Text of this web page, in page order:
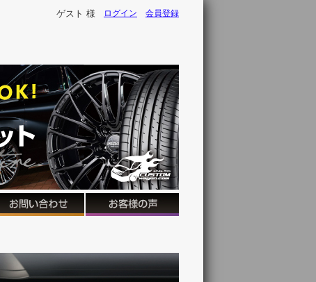
ゲスト 様 ログイン 会員登録